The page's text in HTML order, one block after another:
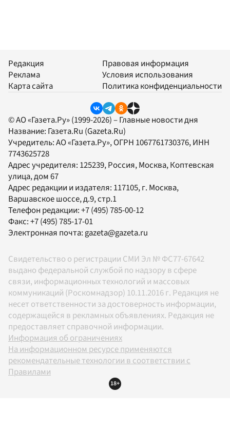
Редакция
Реклама
Карта сайта
Правовая информация
Условия использования
Политика конфиденциальности
© АО «Газета.Ру» (1999-2026) – Главные новости дня
Название: Газета.Ru (Gazeta.Ru)
Учредитель:АО «Газета.Ру», ОГРН 1067761730376, ИНН
7743625728
Адрес учредителя: 125239, Россия, Москва, Коптевская
улица, дом 67
Адрес редакции и издателя: 117105, г. Москва,
Варшавское шоссе, д.9, стр.1
Телефон редакции:+7 (495) 785-00-12
Факс:+7 (495) 785-17-01
Электронная почта: gazeta@gazeta.ru
Свидетельство о регистрации СМИ Эл № ФС77-67642
выдано федеральной службой по надзору в сфере
связи, информационных технологий и массовых
коммуникаций (Роскомнадзор) 10.11.2016 г. Редакция не
несет ответственности за достоверность информации,
содержащейся в рекламных объявлениях. Редакция не
предоставляет справочной информации.
Информация об ограничениях
На информационном ресурсе применяются
рекомендательные технологии в соответствии с
Правилами
18+